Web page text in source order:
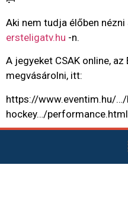
Aki nem tudja élőben
ersteligatv.hu -n.
A jegyeket CSAK online,
megvásárolni, itt:
https://www.eventim.hu/
hockey…/performance.html